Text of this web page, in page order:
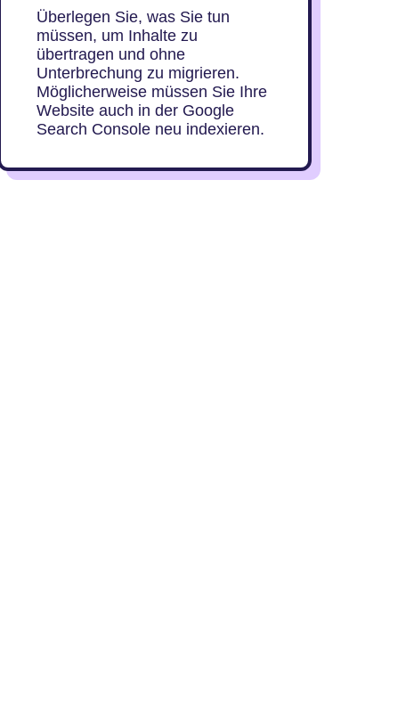
Überlegen Sie, was Sie tun
müssen, um Inhalte zu
übertragen und ohne
Unterbrechung zu migrieren.
Möglicherweise müssen Sie Ihre
Website auch in der Google
Search Console neu indexieren.